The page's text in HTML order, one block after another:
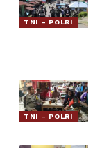
TNI – POLRI
TNI – POLRI